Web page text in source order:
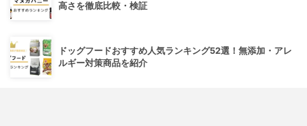
高さを徹底比較・検証
ドッグフードおすすめ人気ランキング52選！無添加・アレ
ルギー対策商品を紹介